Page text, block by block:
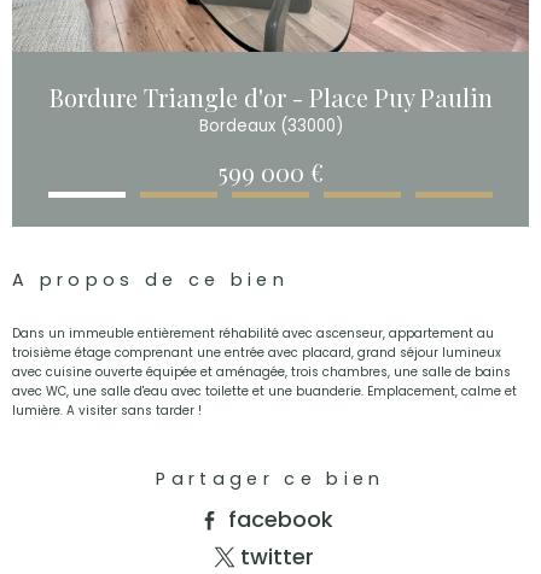
Bordure Triangle d'or - Place Puy Paulin
Bordeaux (33000)
599 000 €
A propos de ce bien
Dans un immeuble entièrement réhabilité avec ascenseur, appartement au
troisième étage comprenant une entrée avec placard, grand séjour lumineux
avec cuisine ouverte équipée et aménagée, trois chambres, une salle de bains
avec WC, une salle d'eau avec toilette et une buanderie. Emplacement, calme et
lumière. A visiter sans tarder !
Partager ce bien
facebook
twitter